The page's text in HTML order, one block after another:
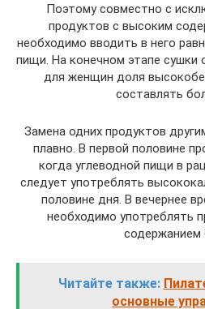
Поэтому совместно с
продуктов с высоким
необходимо вводить в него
пищи. На конечном этапе сушки
для женщин доля
составлять
Замена одних продуктов
плавно. В первой половине
когда углеводной пищи в
следует употреблять
половине дня. В вечернее
необходимо употреблять
содержанием
Читайте также:
основные